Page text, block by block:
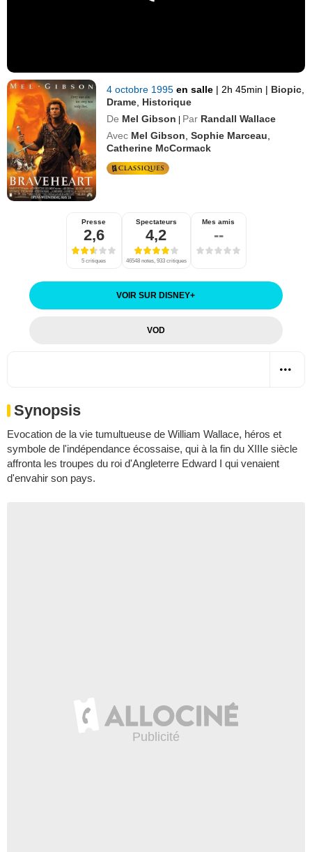
4 octobre 1995en salle | 2h 45min | Biopic
Drame Historique
De Mel Gibson | Par Randall Wallace
Avec Mel Gibson ,Sophie Marceau
Catherine McCormack
Presse
2,6
5 critiques
Spectateurs
4,2
46548 notes, 933 critiques
Mes amis
--
VOIR SUR DISNEY+
VOD
Synopsis
Evocation de la vie tumultueuse de William Wallace, héros et
symbole de l'indépendance écossaise, qui à la fin du XIIIe siècle
affronta les troupes du roi d'Angleterre Edward I qui venaient
d'envahir son pays.